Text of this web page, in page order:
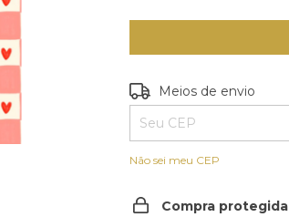
Entregas para o CEP:
Meios de envio
Não sei meu CEP
Compra protegida